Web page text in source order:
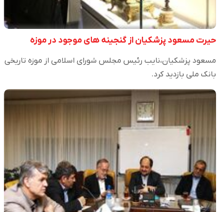
حیرت مسعود پزشکیان از گنجینه های موجود در موزه
مسعود پزشکیان،نایب رئیس مجلس شورای اسلامی از موزه تاریخی
بانک ملی بازدید کرد.